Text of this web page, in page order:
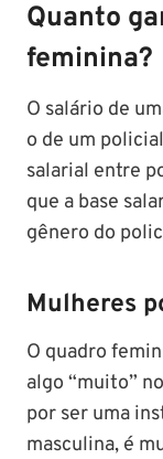
Quanto
feminina?
O salário de
o de um
salarial entre
que a base
gênero do
Mulheres
O quadro
algo “muito”
por ser uma
masculina, é